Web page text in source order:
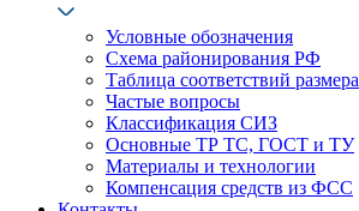
Условные обозначения
Схема районирования РФ
Таблица соответствий размера
Частые вопросы
Классификация СИЗ
Основные ТР ТС, ГОСТ и ТУ
Материалы и технологии
Компенсация средств из ФСС